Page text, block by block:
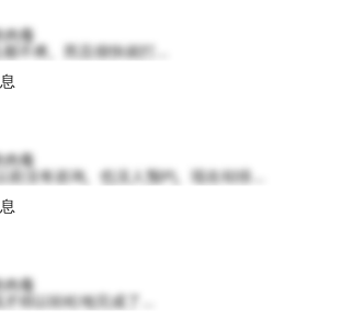
肉毒
不疼，而且很快就打...
肉毒
前没有咨询，也没人预约，现在却排...
肉毒
得以轻松地完成了...